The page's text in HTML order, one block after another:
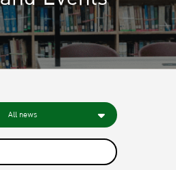
All news